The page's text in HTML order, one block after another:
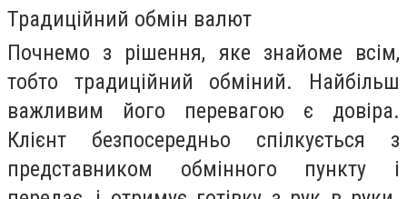
Традиційний обмін валют
Почнемо з рішення, яке знайоме всім,
тобто традиційний обміний. Найбільш
важливим його перевагою є довіра.
Клієнт безпосередньо спілкується з
представником обмінного пункту і